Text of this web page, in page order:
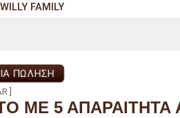
WILLY FAMILY
ΠΏΛΗΣΗ
]
ΜΕ 5 ΑΠΑΡΑΊΤΗΤΑ